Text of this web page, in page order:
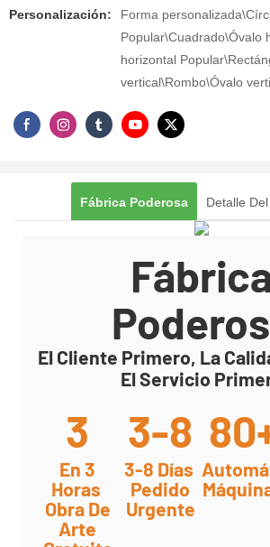
Personalización:
Forma
Popular\Cuadrado\Óvalo
horizontal
vertical\Rombo\Óvalo
Fábrica Poderosa Detalle
El Cliente Primero, La
El Servicio
3
En 3
Horas
Obra De
Arte
3-8
3-8 Días
Pedido
Urgente